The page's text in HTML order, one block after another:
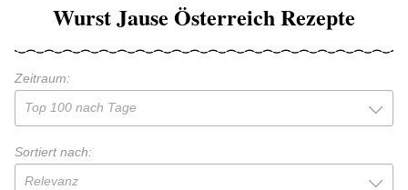
Wurst Jause Österreich Rezepte
Zeitraum:
Top 100 nach Tage
Sortiert nach:
Relevanz